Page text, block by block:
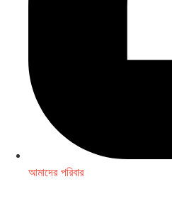
আমাদের পরিবার